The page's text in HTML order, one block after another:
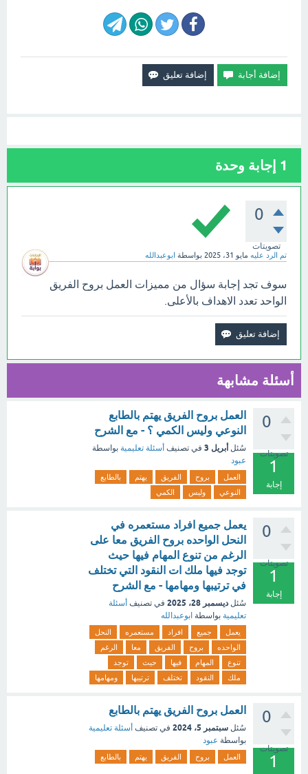
1 إجابة وحدة
0
تصويتات
تم الرد عليه مايو 31، 2025 بواسطة ابوعبدالله
سوف تجد إجابة سؤال من مميزات العمل بروح الفريق
الواحد تعدد الاهداف بالأعلى.
أسئلة مشابهة
0
تصويتات
1
إجابة
العمل بروح الفريق يهتم بالطابع
النوعي وليس الكمي ؟ - مع الشرح
سُئل أبريل 3 في تصنيف أسئلة تعليمية بواسطة
عبود
العمل بروح الفريق يهتم
بالطابع
النوعي
وليس الكمي
0
تصويتات
1
إجابة
يعمل جميع افراد مستعمره في
النحل الواحده بروح الفريق معا على
الرغم من تنوع المهام فيها حيث
توجد فيها ملك ات النقود التي تختلف
في ترتيبها ومهامها - مع الشرح
سُئل ديسمبر 28، 2025 في تصنيف أسئلة
تعليمية بواسطة ابوعبدالله
يعمل جميع افراد مستعمره
النحل
الواحده
بروح الفريق معا
الرغم
تنوع
المهام فيها حيث
توجد
ملك
النقود تختلف ترتيبها ومهامها
0
تصويتات
1
العمل بروح الفريق يهتم بالطابع
سُئل سبتمبر 5، 2024 في تصنيف أسئلة تعليمية
بواسطة عبود
العمل بروح الفريق يهتم بالطابع